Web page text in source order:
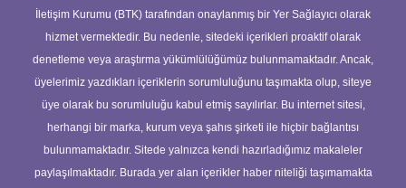
İletişim Kurumu (BTK) tarafından onaylanmış bir Yer Sağlayıcı olarak
hizmet vermektedir. Bu nedenle, sitedeki içerikleri proaktif olarak
denetleme veya araştırma yükümlülüğümüz bulunmamaktadır. Ancak,
üyelerimiz yazdıkları içeriklerin sorumluluğunu taşımakta olup, siteye
üye olarak bu sorumluluğu kabul etmiş sayılırlar. Bu internet sitesi,
herhangi bir marka, kurum veya şahıs şirketi ile hiçbir bağlantısı
bulunmamaktadır. Sitede yalnızca kendi hazırladığımız makaleler
paylaşılmaktadır. Burada yer alan içerikler haber niteliği taşımamakta